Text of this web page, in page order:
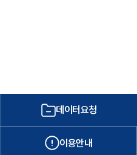
데이터요청
이용안내